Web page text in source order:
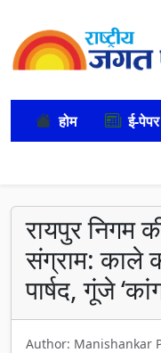
होम ई-पेपर
रायपुर निगम
संग्राम: काले
पार्षद, गूंजे
Author: Manishankar